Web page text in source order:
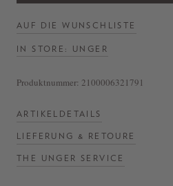
AUF DIE WUNSCHLISTE
IN STORE: UNGER
Produktnummer: 2100006321791
ARTIKELDETAILS
LIEFERUNG & RETOURE
THE UNGER SERVICE